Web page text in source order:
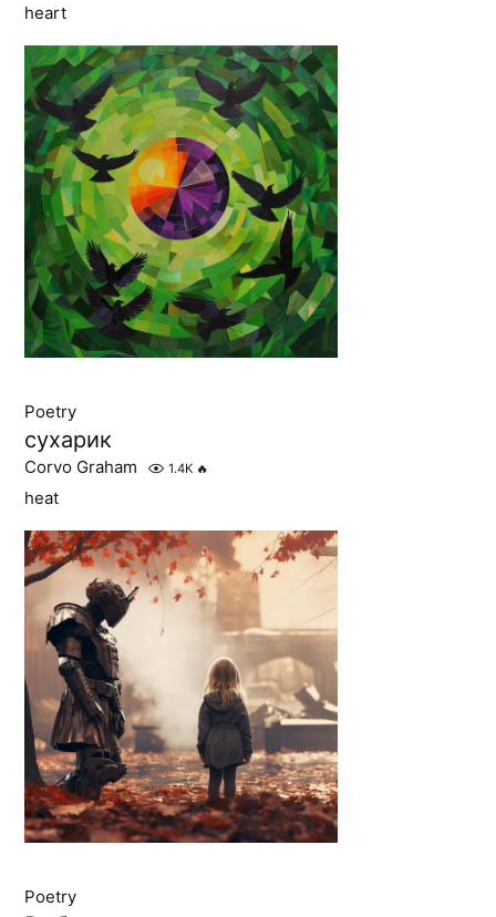
heart
Poetry
сухарик
Corvo Graham 1.4K 🔥
heat
Poetry